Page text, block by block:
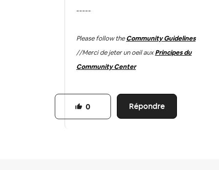
-----
Please follow the Community Guidelines
//Merci de jeter un oeil aux Principes du
Community Center
Répondre
0